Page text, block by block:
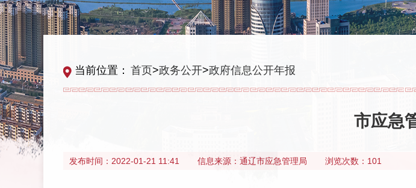
当前位置： 首页>政务公开>政府信息公开年报
市应急
发布时间： 2022-01-21 11:41 信息来源： 通辽市应急管理局 浏览次数：101